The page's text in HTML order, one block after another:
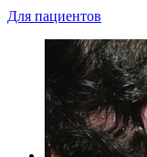
Для пациентов